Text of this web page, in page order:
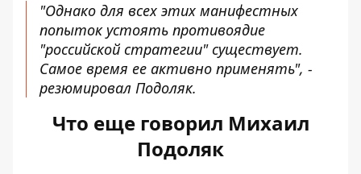
"Однако для всех этих манифестных
попыток устоять противоядие
"российской стратегии" существует.
Самое время ее активно применять", -
резюмировал Подоляк.
Что еще говорил Михаил
Подоляк